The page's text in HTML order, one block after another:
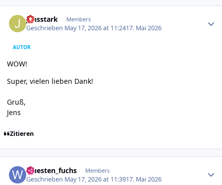
jensstark Members
Geschrieben May 17, 2026 at 11:2417. Mai 2026
AUTOR
WOW!
Super, vielen lieben Dank!
Gruß,
Jens
Zitieren
wuesten_fuchs Members
Geschrieben May 17, 2026 at 11:3917. Mai 2026